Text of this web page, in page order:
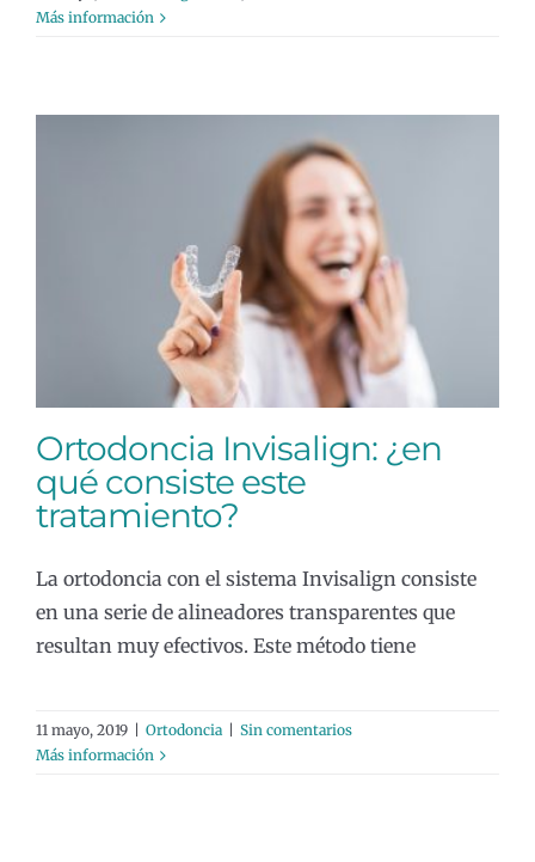
Más información
Ortodoncia Invisalign: ¿en qué
consiste este tratamiento?
Ortodoncia
Ortodoncia Invisalign: ¿en
qué consiste este
tratamiento?
La ortodoncia con el sistema Invisalign consiste
en una serie de alineadores transparentes que
resultan muy efectivos. Este método tiene
11 mayo, 2019 Ortodoncia
Sin comentarios
Más información